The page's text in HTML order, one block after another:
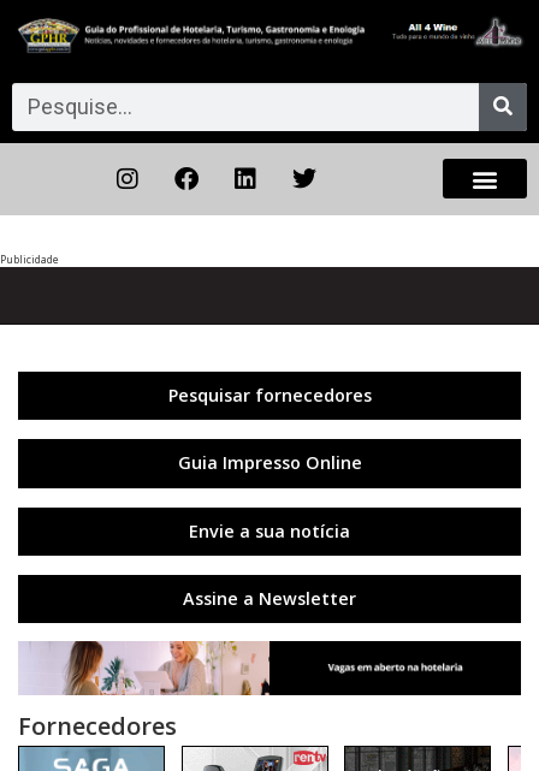
Publicidade
Pesquisar fornecedores
Guia Impresso Online
Envie a sua notícia
Assine a Newsletter
Fornecedores